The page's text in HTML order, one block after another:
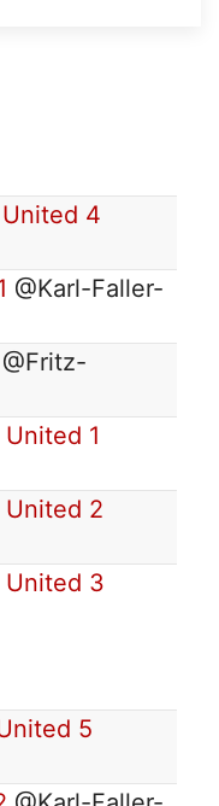
United 4
@Karl-Faller-
@Fritz-
United 1
United 2
United 3
5